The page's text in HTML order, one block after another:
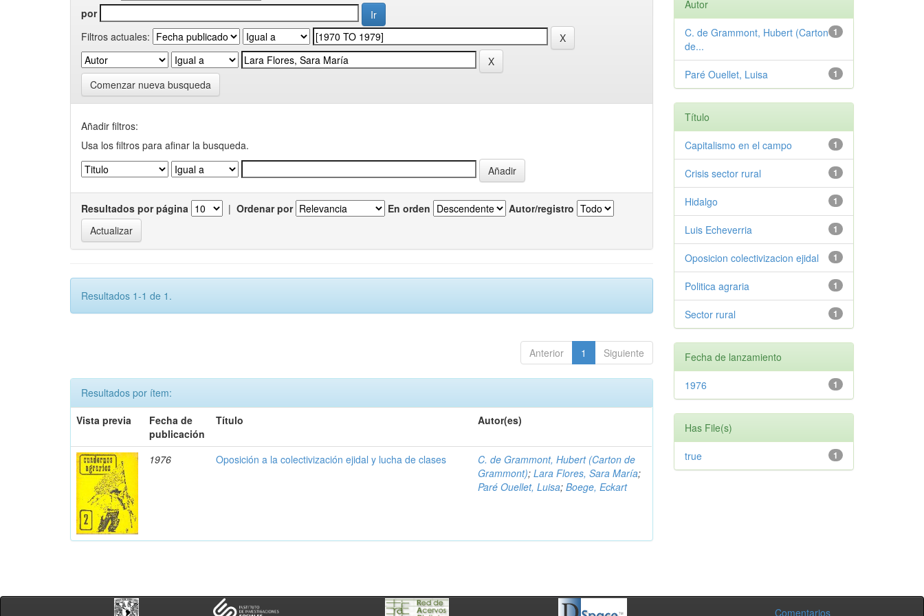
por
Filtros actuales:
Comenzar nueva busqueda
Añadir filtros:
Usa los filtros para afinar la busqueda.
Resultados por página | Ordenar por En orden Autor/registro
Resultados 1-1 de 1.
Anterior 1 Siguiente
Resultados por ítem:
Vista previa
Fecha de
publicación
Título Autor(es)
1976 Oposición a la colectivización ejidal y lucha de clases
C. de Grammont, Hubert (Carton de
Grammont);Lara Flores, Sara María;
Paré Ouellet, Luisa;Boege, Eckart
Autor
1
C. de Grammont, Hubert (Carton
de...
1
Paré Ouellet, Luisa
Título
1
Capitalismo en el campo
1
Crisis sector rural
1
Hidalgo
1
Luis Echeverria
1
Oposicion colectivizacion ejidal
1
Politica agraria
1
Sector rural
Fecha de lanzamiento
1
1976
Has File(s)
1
true
Comentarios